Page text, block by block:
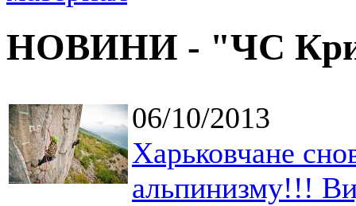
НОВИНИ - "ЧС
06/10/2013
Харьковчане
альпинизму!!!